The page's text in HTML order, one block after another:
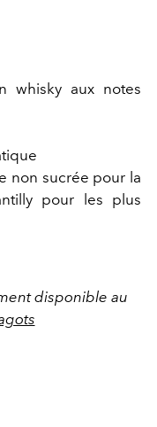
whisky aux notes
non sucrée pour la
pour les plus
disponible au